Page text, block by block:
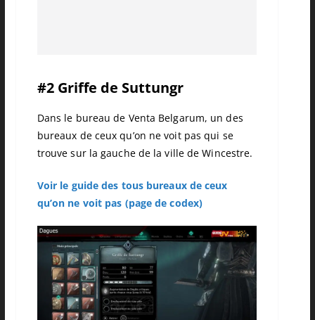
#2 Griffe de Suttungr
Dans le bureau de Venta Belgarum, un des
bureaux de ceux qu’on ne voit pas qui se
trouve sur la gauche de la ville deWincestre.
Voir le guide des tous bureaux de ceux
qu’on ne voit pas (page de codex)